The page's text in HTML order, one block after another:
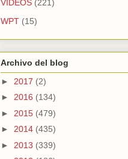
VIDEOS (221)
WPT (15)
Archivo del blog
► 2017 (2)
► 2016 (134)
► 2015 (479)
► 2014 (435)
► 2013 (339)